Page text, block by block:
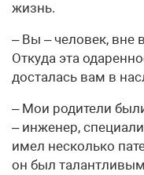
жизнь.
– Вы – человек, вне
Откуда эта
досталась вам в
– Мои родители
– инженер,
имел несколько
он был